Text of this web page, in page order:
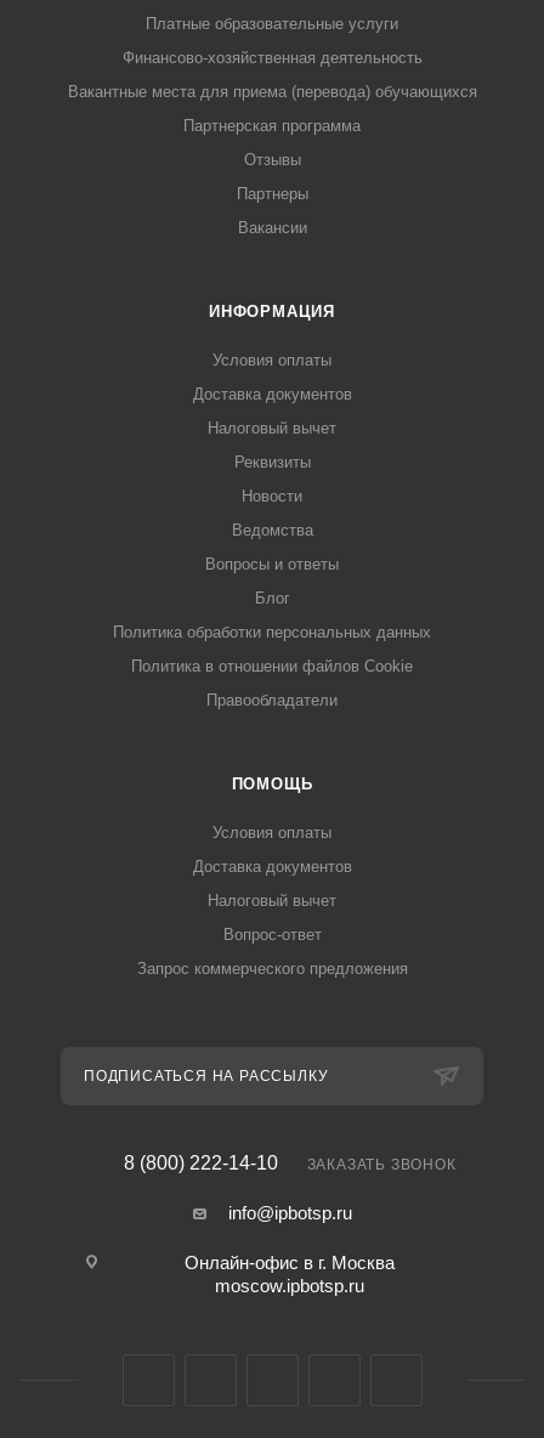
Платные образовательные услуги
Финансово-хозяйственная деятельность
Вакантные места для приема (перевода) обучающихся
Партнерская программа
Отзывы
Партнеры
Вакансии
ИНФОРМАЦИЯ
Условия оплаты
Доставка документов
Налоговый вычет
Реквизиты
Новости
Ведомства
Вопросы и ответы
Блог
Политика обработки персональных данных
Политика в отношении файлов Cookie
Правообладатели
ПОМОЩЬ
Условия оплаты
Доставка документов
Налоговый вычет
Вопрос-ответ
Запрос коммерческого предложения
ПОДПИСАТЬСЯ НА РАССЫЛКУ
8 (800) 222-14-10 ЗАКАЗАТЬ ЗВОНОК
info@ipbotsp.ru
Онлайн-офис в г. Москва
moscow.ipbotsp.ru